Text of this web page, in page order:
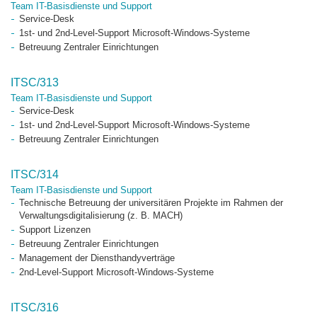
Team IT-Basisdienste und Support
Service-Desk
1st- und 2nd-Level-Support Microsoft-Windows-Systeme
Betreuung Zentraler Einrichtungen
ITSC/313
Team IT-Basisdienste und Support
Service-Desk
1st- und 2nd-Level-Support Microsoft-Windows-Systeme
Betreuung Zentraler Einrichtungen
ITSC/314
Team IT-Basisdienste und Support
Technische Betreuung der universitären Projekte im Rahmen der
Verwaltungsdigitalisierung (z. B. MACH)
Support Lizenzen
Betreuung Zentraler Einrichtungen
Management der Diensthandyverträge
2nd-Level-Support Microsoft-Windows-Systeme
ITSC/316